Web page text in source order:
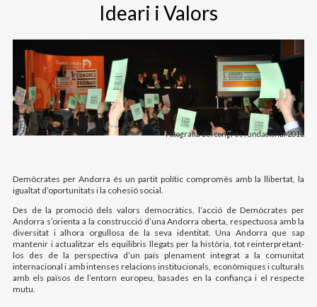
Ideari i Valors
Fotografia del congrés fundacional 2012
Demòcrates per Andorra és un partit polític compromès amb la llibertat, la
igualtat d’oportunitats i la cohesió social.
Des de la promoció dels valors democràtics, l’acció de Demòcrates per
Andorra s’orienta a la construcció d’una Andorra oberta, respectuosa amb la
diversitat i alhora orgullosa de la seva identitat. Una Andorra que sap
mantenir i actualitzar els equilibris llegats per la història, tot reinterpretant-
los des de la perspectiva d’un país plenament integrat a la comunitat
internacional i amb intenses relacions institucionals, econòmiques i culturals
amb els països de l’entorn europeu, basades en la confiança i el respecte
mutu.